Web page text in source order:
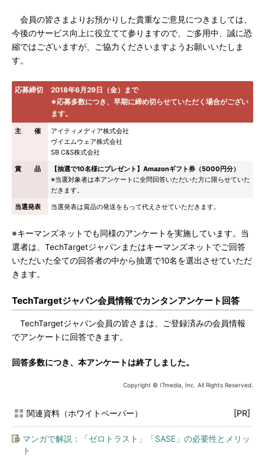
会員の皆さまよりお預かりした貴重なご意見につきましては、
今後のサービス向上に役立てて参りますので、ご多用中、誠に恐
縮ではございますが、ご協力くださいますようお願いいたしま
す。
応募締切
2018年6月29日（金）まで
※応募多数につき、早期に締め切らせていただく場合がござい
ます。
主 催
アイティメディア株式会社
ヴイエムウェア株式会社
SB C&S株式会社
賞 品
【抽選で10名様にプレゼント】Amazonギフト券（5000円分）
※当選対象者は本アンケートに全問回答いただいた方に限らせていた
だきます。
当選発表
当選発表は賞品の発送をもって代えさせていただきます。
※キーマンズネットでも同様のアンケートを実施しています。当
選者は、TechTargetジャパンまたはキーマンズネットでご回答
いただいた全ての回答者の中から抽選で10名を選出させていただ
きます。
TechTargetジャパン会員情報でカンタンアンケート回答
TechTargetジャパン会員の皆さまは、ご登録済みの会員情報
でアンケートに回答できます。
回答多数につき、本アンケートは終了しました。
Copyright © ITmedia, Inc. All Rights Reserved.
関連資料（ホワイトペーパー） [PR]
マンガで解説：「ゼロトラスト」「SASE」の必要性とメリッ
ト